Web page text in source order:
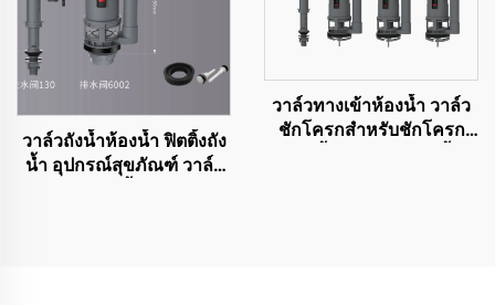
วาล์วถังน้ำห้องน้ำ ฟิตติ้งถัง
น้ำ อุปกรณ์สุขภัณฑ์ วาล์ว
วาล์วทางเข้าห้องน้ำ วาล์ว
ชักโครกสำหรับชักโครก